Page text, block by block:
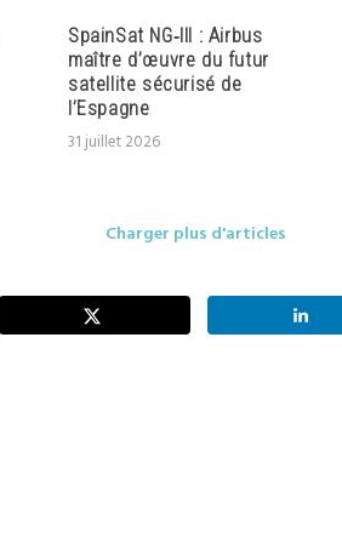
SpainSat NG‑III : Airbus
maître d’œuvre du futur
satellite sécurisé de
l’Espagne
31 juillet 2026
Charger plus d'articles